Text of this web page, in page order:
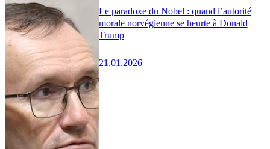
Le paradoxe du Nobel : quand l’autorité
morale norvégienne se heurte à Donald
Trump
21.01.2026